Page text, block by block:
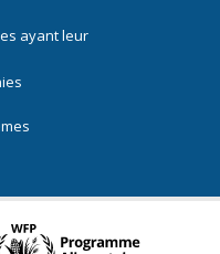
ayant leur